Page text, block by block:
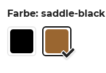
Farbe: saddle-black